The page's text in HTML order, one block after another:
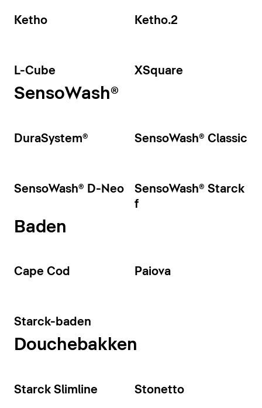
Ketho Ketho.2
L-Cube XSquare
SensoWash®
DuraSystem® SensoWash® Classic
SensoWash® D-Neo
SensoWash® Starck
f
Baden
Cape Cod Paiova
Starck-baden
Douchebakken
Starck Slimline Stonetto